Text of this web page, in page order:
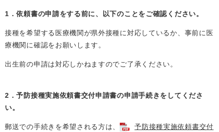
1．依頼書の申請をする前に、以下のことをご確認ください。
接種を希望する医療機関が県外接種に対応しているか、事前に医
療機関に確認をお願いします。
出生前の申請は対応しかねますのでご了承ください。
2．予防接種実施依頼書交付申請書の申請手続きをしてくださ
い。
郵送での手続きを希望される方は、
予防接種実施依頼書交付